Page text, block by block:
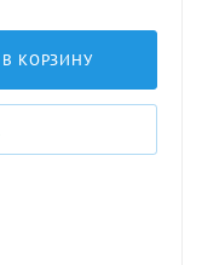
В КОРЗИНУ